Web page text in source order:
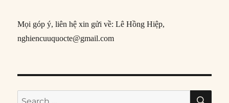
Mọi góp ý, liên hệ xin gửi về: Lê Hồng Hiệp,
nghiencuuquocte@gmail.com
Search